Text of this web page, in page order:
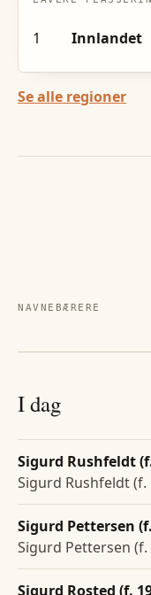
1 Innlandet
Se alle regioner
NAVNEBÆRERE
I dag
Sigurd Rushfeldt
Sigurd Rushfeldt
Sigurd Pettersen
Sigurd Pettersen
Sigurd Rosted (f.